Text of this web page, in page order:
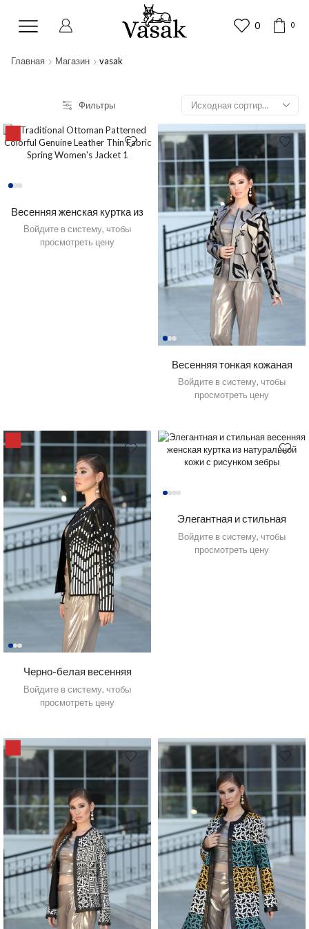
0 0
Главная Магазин vasak
Фильтры
Весенняя женская куртка из
тонкой ткани с традиционными
османскими узорами из
Войдите в систему, чтобы
просмотреть цену
Весенняя тонкая кожаная
куртка с женским узором
Войдите в систему, чтобы
просмотреть цену
Черно-белая весенняя
женская куртка из тонкой ткани
с решеткой из натуральной
Войдите в систему, чтобы
просмотреть цену
Элегантная и стильная
весенняя женская куртка из
натуральной кожи с рисунком
Войдите в систему, чтобы
просмотреть цену